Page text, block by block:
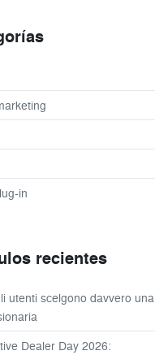
in
recientes
utenti scelgono davvero una
Dealer Day 2026: